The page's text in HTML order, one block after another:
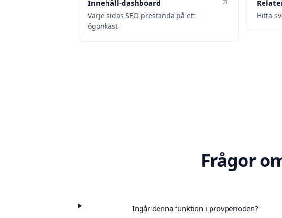
Innehåll-dashboard
Varje sidas SEO-prestanda på ett
ögonkast
Hitta
Frågor
Ingår denna funktion i provperioden?